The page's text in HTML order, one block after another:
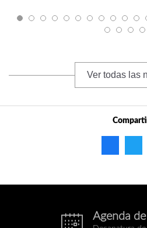
Ver todas las
eventos.png
Agenda